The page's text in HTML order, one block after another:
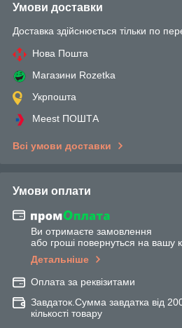
Умови доставки
Доставка здійснюється тільки по
Нова Пошта
Магазини Rozetka
Укрпошта
Meest ПОШТА
Всі умови доставки
Умови оплати
Ви отримаєте замовлення
або гроші повернуться на вашу
Детальніше
Оплата за реквізитами
Завдаток.Сумма завдатка від
кількості товару